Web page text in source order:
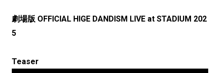
劇場版 OFFICIAL HIGE DANDISM LIVE at STADIUM 202
5
Teaser